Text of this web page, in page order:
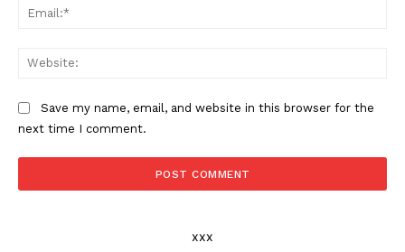
Save my name, email, and website in this browser for the
next time I comment.
xxx